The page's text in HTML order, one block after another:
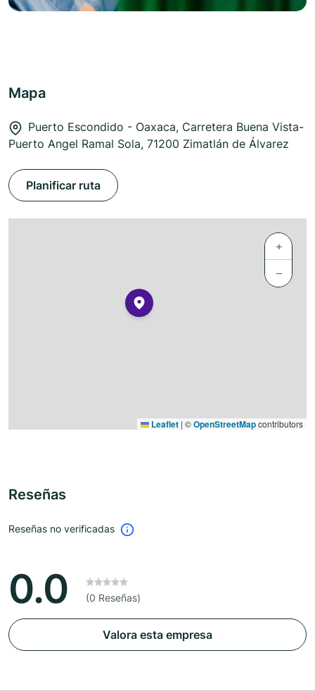
Mapa
Puerto Escondido - Oaxaca, Carretera Buena Vista-
Puerto Angel Ramal Sola, 71200 Zimatlán de Álvarez
Planificar ruta
+
−
Leaflet | ©OpenStreetMapcontributors
Reseñas
Reseñas no verificadas
0.0 (0 Reseñas)
Valora esta empresa